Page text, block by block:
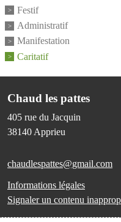
Festif
Administratif
Manifestation
Caritatif
Chaud les pattes
405 rue du Jacquin
38140 Apprieu
chaudlespattes@gmail.com
Informations légales
Signaler un contenu